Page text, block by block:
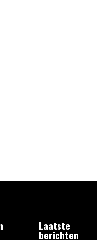
Laatste
berichten